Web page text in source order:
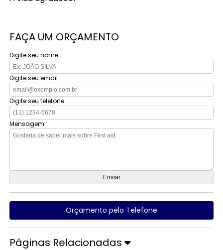
FAÇA UM ORÇAMENTO
Digite seu nome
Digite seu email
Digite seu telefone
Mensagem
Orçamento pelo Telefone
Páginas Relacionadas